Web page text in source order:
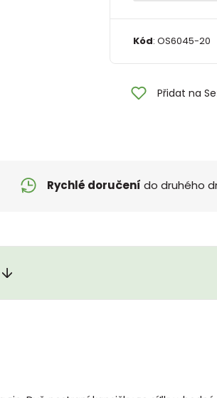
Kód: OS6045-20
Přidat na
Rychlé doručení do druhého